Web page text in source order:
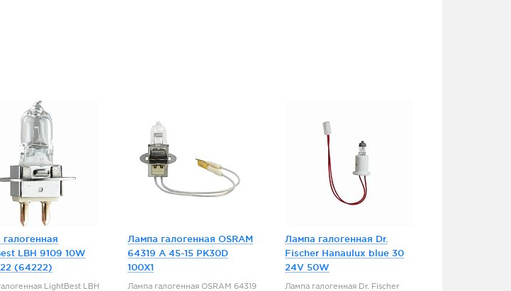
LBH 9109 10W
(64222)
LightBest LBH
Лампа галогенная OSRAM
64319 A 45-15 PK30D
100X1
Лампа галогенная OSRAM 64319
Лампа галогенная Dr.
Fischer Hanaulux blue 30
24V 50W
Лампа галогенная Dr. Fischer